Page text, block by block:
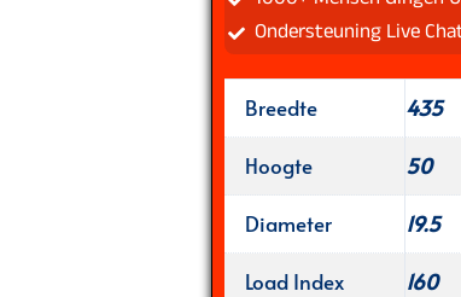
Ondersteuning Live
Breedte
435
Hoogte
50
Diameter
19.5
Load Index
160